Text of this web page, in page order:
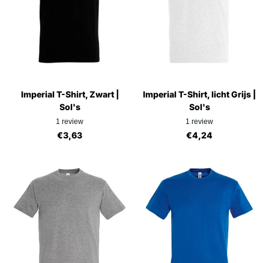
Imperial T-Shirt, Zwart |
Sol's
1 review
€3,63
Imperial T-Shirt, licht Grijs |
Sol's
1 review
€4,24